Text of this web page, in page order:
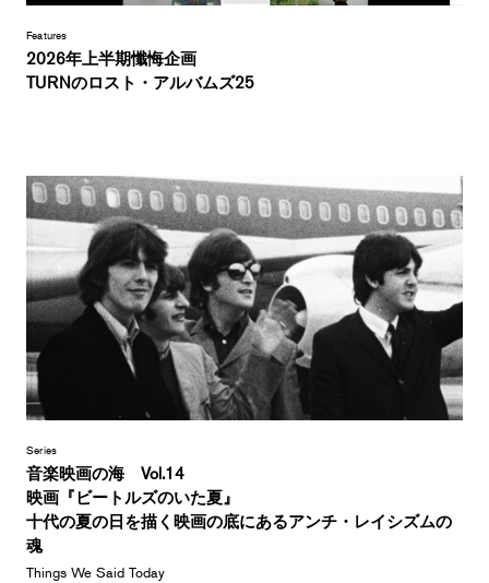
Features
2026年上半期懺悔企画
TURNのロスト・アルバムズ25
Series
音楽映画の海 Vol.14
映画『ビートルズのいた夏』
十代の夏の日を描く映画の底にあるアンチ・レイシズムの
魂
Things We Said Today